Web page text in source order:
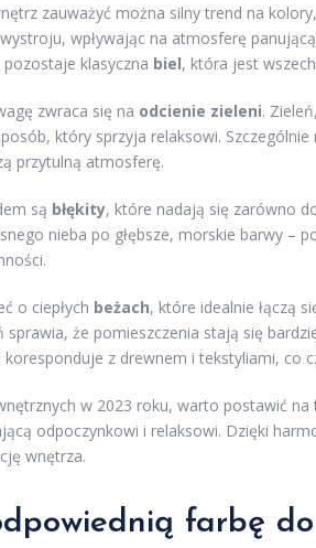
zauważyć można silny trend na
wpływając na atmosferę
klasyczna biel, która jest
zwraca się na odcienie zieleni.
który sprzyja relaksowi.
przytulną atmosferę.
są błękity, które nadają się zarówno
nieba po głębsze, morskie barwy –
o ciepłych beżach, które idealnie łączą
że pomieszczenia stają się
z drewnem i tekstyliami, co
w 2023 roku, warto postawić
odpoczynkowi i relaksowi. Dzięki
wnętrza.
farbę